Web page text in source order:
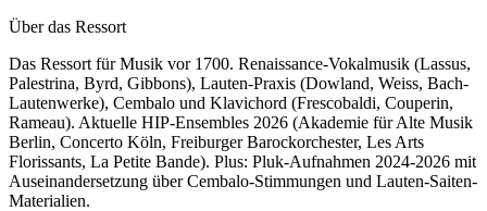
Über das Ressort
Das Ressort für Musik vor 1700. Renaissance-Vokalmusik (Lassus,
Palestrina, Byrd, Gibbons), Lauten-Praxis (Dowland, Weiss, Bach-
Lauten­werke), Cembalo und Klavichord (Frescobaldi, Couperin,
Rameau). Aktuelle HIP-Ensembles 2026 (Akademie für Alte Musik
Berlin, Concerto Köln, Freiburger Barockorchester, Les Arts
Florissants, La Petite Bande). Plus: Pluk-Aufnahmen 2024-2026 mit
Auseinandersetzung über Cembalo-Stimmungen und Lauten-Saiten-
Materialien.